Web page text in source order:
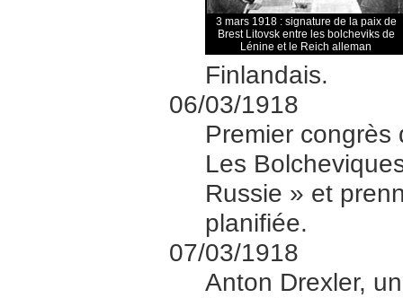
3 mars 1918 : signature de la paix de
Brest Litovsk entre les bolcheviks de
Lénine et le Reich alleman
Finlandais.
06/03/1918
Premier
Les
Russie » et
planifiée.
07/03/1918
Anton Drexler,